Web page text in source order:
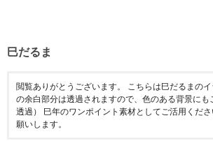
巳だるま
閲覧ありがとうございます。 こちらは巳だるまの
の余白部分は透過されますので、色のある背景にも
透過） 巳年のワンポイント素材としてご活用くだ
願いします。